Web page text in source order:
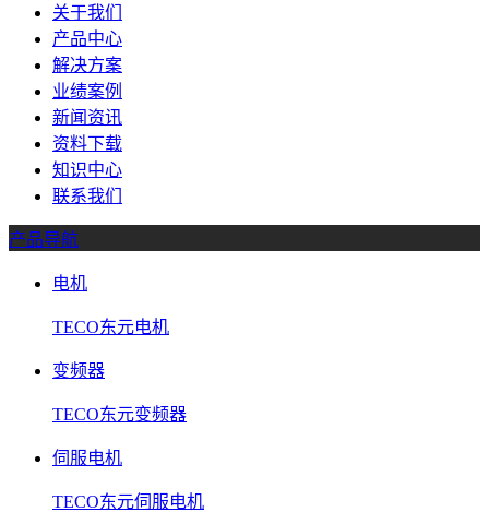
关于我们
产品中心
解决方案
业绩案例
新闻资讯
资料下载
知识中心
联系我们
产品导航
电机
TECO东元电机
变频器
TECO东元变频器
伺服电机
TECO东元伺服电机